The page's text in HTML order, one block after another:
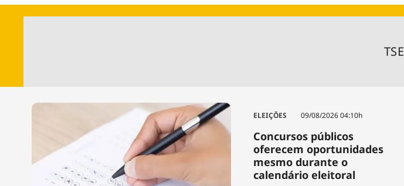
TSE
ELEIÇÕES 09/08/2026 04:10h
Concursos públicos
oferecem oportunidades
mesmo durante o
calendário eleitoral